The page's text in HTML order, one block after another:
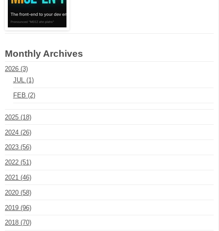
Monthly Archives
2026 (3)
JUL (1)
FEB (2)
2025 (18)
2024 (26)
2023 (56)
2022 (51)
2021 (46)
2020 (58)
2019 (96)
2018 (70)